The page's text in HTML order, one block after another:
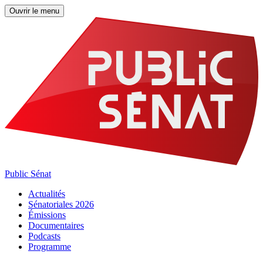
Ouvrir le menu
Public Sénat
Actualités
Sénatoriales 2026
Émissions
Documentaires
Podcasts
Programme